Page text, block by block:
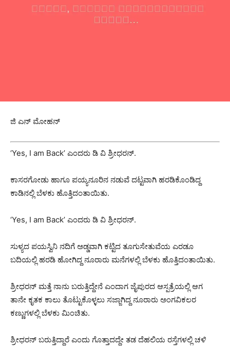
ಜಿ ಎನ್ ಮೋಹನ್
‘Yes, I am Back’ ಎಂದರು ಡಿ ವಿ ಶ್ರೀಧರನ್.
ಕಾಸರಗೋಡು ಹಾಗೂ ಪಯ್ಯನೂರಿನ ನಡುವೆ ದಟ್ಟವಾಗಿ ಹರಡಿಕೊಂಡಿದ್ದ
ಕಾಡಿನಲ್ಲಿ ಬೆಳಕು ಹೊತ್ತಿದಂತಾಯಿತು.
‘Yes, I am Back’ ಎಂದರು ಡಿ ವಿ ಶ್ರೀಧರನ್.
ಸುಳ್ಯದ ಪಯಸ್ವಿನಿ ನದಿಗೆ ಅಡ್ಡವಾಗಿ ಕಟ್ಟಿದ ತೂಗುಸೇತುವೆಯ ಎರಡೂ
ಬದಿಯಲ್ಲಿ ಹರಡಿ ಹೋಗಿದ್ದ ನೂರಾರು ಮನೆಗಳಲ್ಲಿ ಬೆಳಕು ಹೊತ್ತಿದಂತಾಯಿತು.
ಶ್ರೀಧರನ್ ಮತ್ತೆ ನಾನು ಬರುತ್ತಿದ್ದೇನೆ ಎಂದಾಗ ಜೈಪುರದ ಆಸ್ಪತ್ರೆಯಲ್ಲಿ ಆಗ
ತಾನೇ ಕೃತಕ ಕಾಲು ತೊಟ್ಟುಕೊಳ್ಳಲು ಸಜ್ಜಾಗಿದ್ದ ನೂರಾರು ಅಂಗವಿಕಲರ
ಕಣ್ಣುಗಳಲ್ಲಿ ಬೆಳಕು ಮಿಂಚಿತು.
ಶ್ರೀಧರನ್ ಬರುತ್ತಿದ್ದಾರೆ ಎಂದು ಗೊತ್ತಾದದ್ದೇ ತಡ ದೆಹಲಿಯ ರಸ್ತೆಗಳಲ್ಲಿ ಚಳಿ